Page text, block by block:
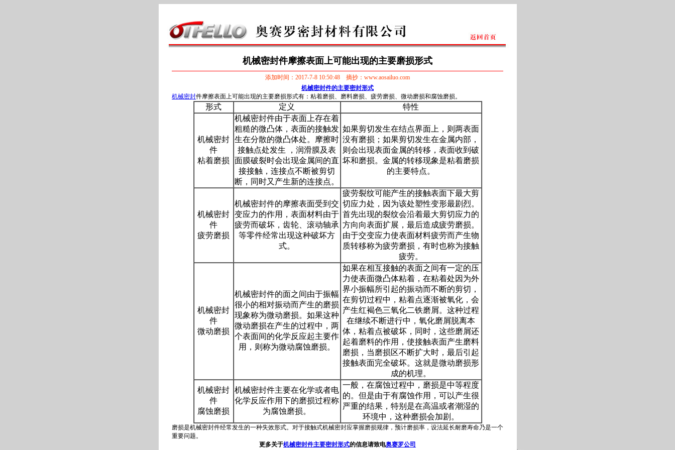
机械密封件摩擦表面上可能出现的主要磨损形式
添加时间：2017-7-8 10:50:48 摘抄：www.aosailuo.com
机械密封件的主要密封形式
机械密封件摩擦表面上可能出现的主要磨损形式有：粘着磨损、磨料磨损、疲劳磨损、微动磨损和腐蚀磨损。
形式 定义 特性
机械密封
件
粘着磨损
机械密封件由于表面上存在着
粗糙的微凸体，表面的接触发
生在分散的微凸体处。摩擦时
接触点处发生 ，润滑膜及表
面膜破裂时会出现金属间的直
接接触，连接点不断被剪切
断，同时又产生新的连接点。
如果剪切发生在结点界面上，则两表面
没有磨损；如果剪切发生在金属内部，
则会出现表面金属的转移，表面收到破
坏和磨损。金属的转移现象是粘着磨损
的主要特点。
机械密封
件
疲劳磨损
机械密封件的摩擦表面受到交
变应力的作用，表面材料由于
疲劳而破坏，齿轮、滚动轴承
等零件经常出现这种破坏方
式。
疲劳裂纹可能产生的接触表面下最大剪
切应力处，因为该处塑性变形最剧烈。
首先出现的裂纹会沿着最大剪切应力的
方向向表面扩展，最后造成疲劳磨损。
由于交变应力使表面材料疲劳而产生物
质转移称为疲劳磨损，有时也称为接触
疲劳。
机械密封
件
微动磨损
机械密封件的面之间由于振幅
很小的相对振动而产生的磨损
现象称为微动磨损。如果这种
微动磨损在产生的过程中，两
个表面间的化学反应起主要作
用，则称为微动腐蚀磨损。
如果在相互接触的表面之间有一定的压
力使表面微凸体粘着，在粘着处因为外
界小振幅所引起的振动而不断的剪切，
在剪切过程中，粘着点逐渐被氧化，会
产生红褐色三氧化二铁磨屑。这种过程
在继续不断进行中，氧化磨屑脱离本
体，粘着点被破坏，同时，这些磨屑还
起着磨料的作用，使接触表面产生磨料
磨损，当磨损区不断扩大时，最后引起
接触表面完全破坏。这就是微动磨损形
成的机理。
机械密封
件
腐蚀磨损
机械密封件主要在化学或者电
化学反应作用下的磨损过程称
为腐蚀磨损。
一般，在腐蚀过程中，磨损是中等程度
的。但是由于有腐蚀作用，可以产生很
严重的结果，特别是在高温或者潮湿的
环境中，这种磨损会加剧。
磨损是机械密封件经常发生的一种失效形式。对于接触式机械密封应掌握磨损规律，预计磨损率，设法延长耐磨寿命乃是一个
重要问题。
更多关于机械密封件主要密封形式的信息请致电奥赛罗公司